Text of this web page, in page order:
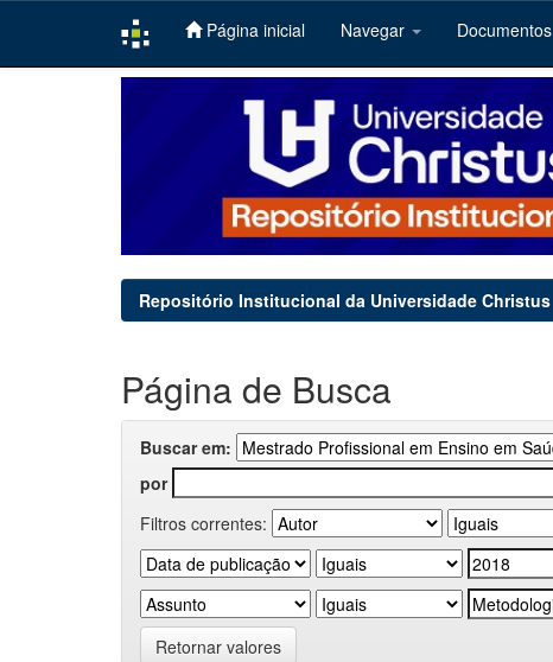
Página inicial Navegar Documentos
Repositório Institucional da Universidade Christus
Página de Busca
Buscar em:
por
Filtros correntes:
Retornar valores